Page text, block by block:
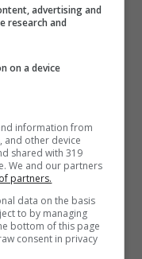
2.050€
in Bonus
fino a 50€
advertising and
research and
on a device
information from
and other device
shared with 319
We and our partners
partners.
data on the basis
to by managing
bottom of this page
consent in privacy